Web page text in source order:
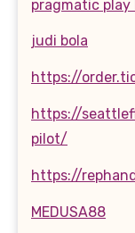
pragmatic play
judi bola
https://
https://
pilot/
https://
MEDUSA88